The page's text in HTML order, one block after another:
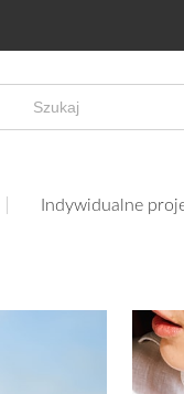
Indywidualne